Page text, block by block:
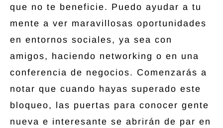
que no te beneficie. Puedo ayudar a tu
mente a ver maravillosas oportunidades
en entornos sociales, ya sea con
amigos, haciendo networking o en una
conferencia de negocios. Comenzarás a
notar que cuando hayas superado este
bloqueo, las puertas para conocer gente
nueva e interesante se abrirán de par en